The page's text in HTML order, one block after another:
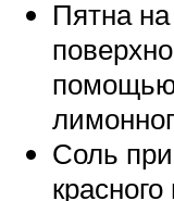
Пятна
помощью
Соль